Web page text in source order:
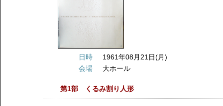
日時
1961年08月21日(月)
会場
大ホール
第1部 くるみ割り人形